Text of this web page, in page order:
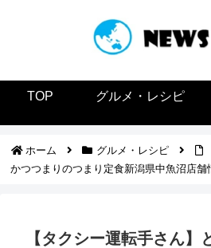
TOP グルメ・レシピ
ホーム グルメ・レシピ
かつつまりのつまり定食新潟県中魚沼店舗
【タクシー運転手さん】